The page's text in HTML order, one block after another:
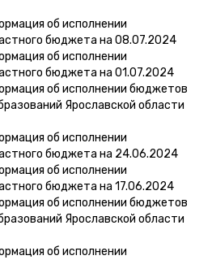
об исполнении
бюджета на 08.07.2024
об исполнении
бюджета на 01.07.2024
об исполнении бюджетов
Ярославской области
об исполнении
бюджета на 24.06.2024
об исполнении
бюджета на 17.06.2024
об исполнении бюджетов
Ярославской области
об исполнении